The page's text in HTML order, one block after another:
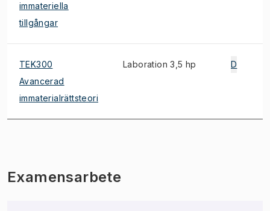
immateriella
tillgångar
TEK300
Avancerad
immaterialrättsteori
Laboration 3,5 hp D
Examensarbete